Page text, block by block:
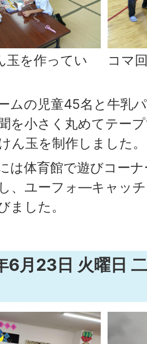
玉を作ってい
コマ
ムの児童45名と牛乳
を小さく丸めてテー
ん玉を制作しました。
は体育館で遊びコー
、ユーフォ―キャッ
ました。
6月23日 火曜日